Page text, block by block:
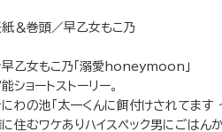
＆巻頭／早乙女もこ乃
乙女もこ乃「溺愛honeymoon」
ショートストーリー。
わの池「太一くんに餌付けされてます
住むワケありハイスペック男にごはん